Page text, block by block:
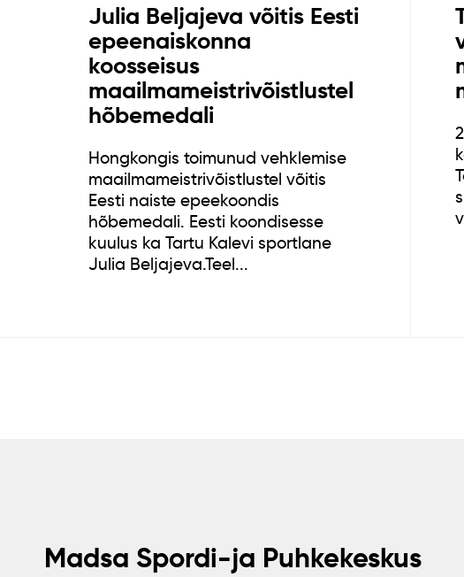
Julia Beljajeva võitis Eesti
epeenaiskonna
koosseisus
maailmameistrivõistlustel
hõbemedali
Hongkongis toimunud vehklemise
maailmameistrivõistlustel võitis
Eesti naiste epeekoondis
hõbemedali. Eesti koondisesse
kuulus ka Tartu Kalevi sportlane
Julia Beljajeva.Teel...
Madsa Spordi-ja Puhkekeskus